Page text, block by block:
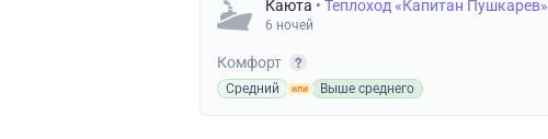
Каюта • Теплоход «Капитан Пушкарев»
6 ночей
Комфорт
Средний Выше среднего